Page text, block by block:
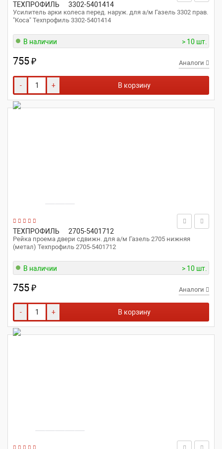
ТЕХПРОФИЛЬ 3302-5401414
Усилитель арки колеса перед. наруж. для а/м Газель 3302 прав.
"Коса" Техпрофиль 3302-5401414
В наличии > 10 шт.
755₽ Аналоги
- + В корзину
ТЕХПРОФИЛЬ 2705-5401712
Рейка проема двери сдвижн. для а/м Газель 2705 нижняя
(метал) Техпрофиль 2705-5401712
В наличии > 10 шт.
755₽ Аналоги
- + В корзину